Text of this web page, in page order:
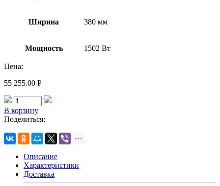
Ширина 380 мм
Мощность 1502 Вт
Цена:
55 255.00 Р
В корзину
Поделиться:
Описание
Характеристики
Доставка